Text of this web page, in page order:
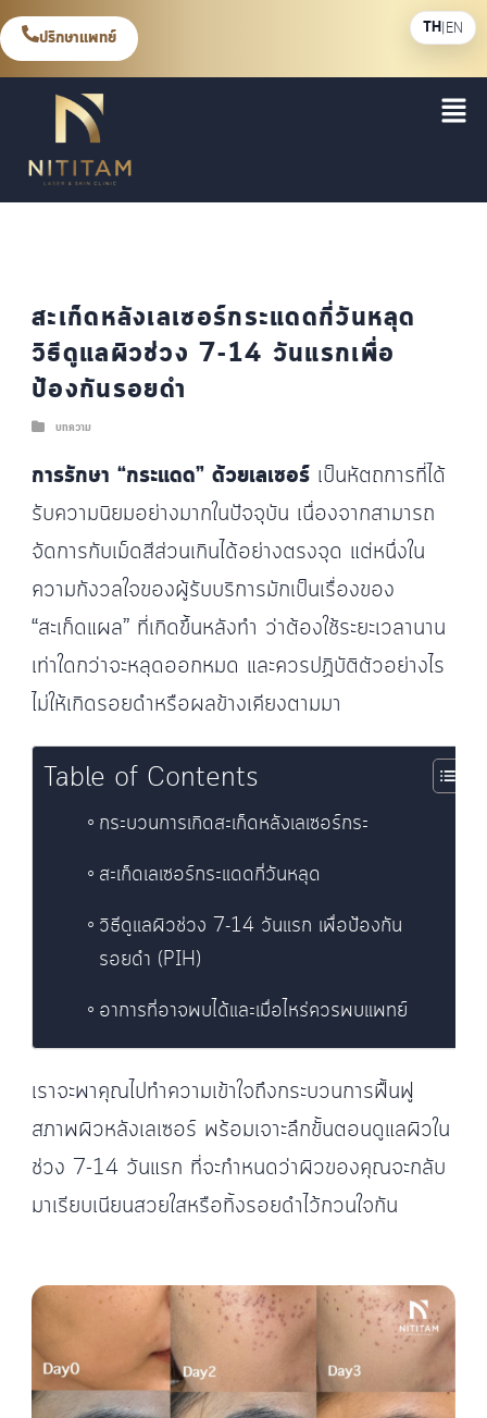
ปรึกษาแพทย์
สะเก็ดหลังเลเซอร์กระแดดกี่วันหลุด
วิธีดูแลผิวช่วง 7-14 วันแรกเพื่อ
ป้องกันรอยดำ
บทความ
การรักษา “กระแดด” ด้วยเลเซอร์ เป็นหัตถการที่ได้
รับความนิยมอย่างมากในปัจจุบัน เนื่องจากสามารถ
จัดการกับเม็ดสีส่วนเกินได้อย่างตรงจุด แต่หนึ่งใน
ความกังวลใจของผู้รับบริการมักเป็นเรื่องของ
“สะเก็ดแผล” ที่เกิดขึ้นหลังทำ ว่าต้องใช้ระยะเวลานาน
เท่าใดกว่าจะหลุดออกหมด และควรปฏิบัติตัวอย่างไร
ไม่ให้เกิดรอยดำหรือผลข้างเคียงตามมา
Table of Contents
กระบวนการเกิดสะเก็ดหลังเลเซอร์กระ
สะเก็ดเลเซอร์กระแดดกี่วันหลุด
วิธีดูแลผิวช่วง 7-14 วันแรก เพื่อป้องกัน
รอยดำ (PIH)
อาการที่อาจพบได้และเมื่อไหร่ควรพบแพทย์
เราจะพาคุณไปทำความเข้าใจถึงกระบวนการฟื้นฟู
สภาพผิวหลังเลเซอร์ พร้อมเจาะลึกขั้นตอนดูแลผิวใน
ช่วง 7-14 วันแรก ที่จะกำหนดว่าผิวของคุณจะกลับ
มาเรียบเนียนสวยใสหรือทิ้งรอยดำไว้กวนใจกัน
TH|EN